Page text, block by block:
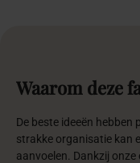
Waarom deze
De beste ideeën
strakke organisatie kan
aanvoelen. Dankzij